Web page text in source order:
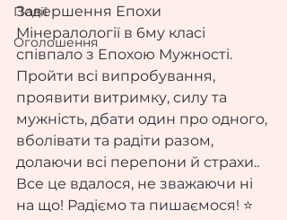
Події
Оголошення
Завершення Епохи
Мінералології в 6му класі
співпало з Епохою Мужності.
Пройти всі випробування,
проявити витримку, силу та
мужність, дбати один про одного,
вболівати та радіти разом,
долаючи всі перепони й страхи..
Все це вдалося, не зважаючи ні
на що! Радіємо та пишаємося! ⭐️